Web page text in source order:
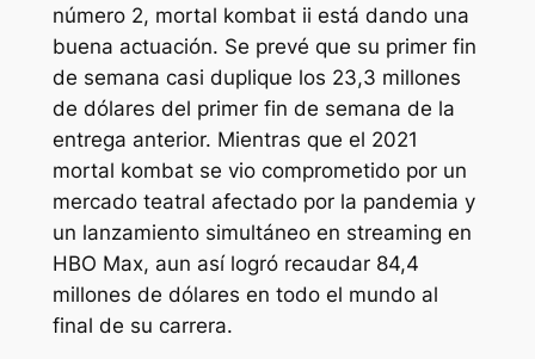
número 2, mortal kombat ii está dando una
buena actuación. Se prevé que su primer fin
de semana casi duplique los 23,3 millones
de dólares del primer fin de semana de la
entrega anterior. Mientras que el 2021
mortal kombatse vio comprometido por un
mercado teatral afectado por la pandemia y
un lanzamiento simultáneo en streaming en
HBO Max, aun así logró recaudar 84,4
millones de dólares en todo el mundo al
final de su carrera.